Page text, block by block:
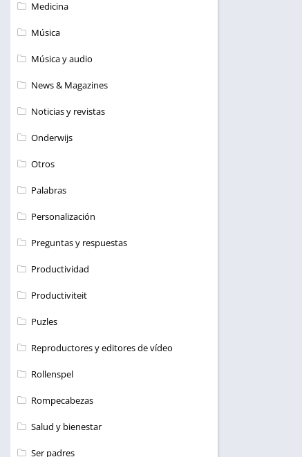
Medicina
Música
Música y audio
News & Magazines
Noticias y revistas
Onderwijs
Otros
Palabras
Personalización
Preguntas y respuestas
Productividad
Productiviteit
Puzles
Reproductores y editores de vídeo
Rollenspel
Rompecabezas
Salud y bienestar
Ser padres